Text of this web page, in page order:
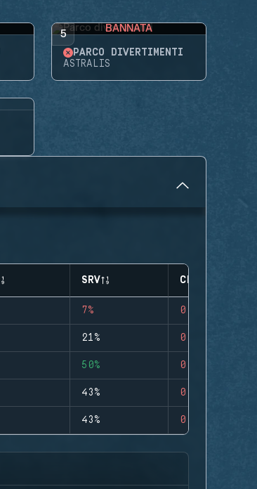
5 BANNATA
PARCO DIVERTIMENTI
ASTRALIS
SRV CLUTCHES
7% 0
21% 0
50% 0
43% 0
43% 0